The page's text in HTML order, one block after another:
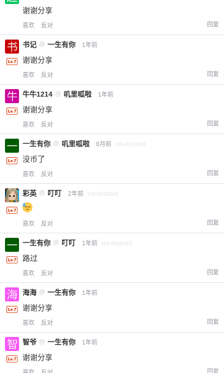
谢谢分享
喜欢 反对 回复
书记 @ 一生有你 1年前
谢谢分享
喜欢 反对 回复
牛牛1214 @ 叽里呱啦 1年前
谢谢分享
喜欢 反对 回复
一生有你 @ 叽里呱啦 8月前 via Android
没币了
喜欢 反对 回复
彩英 @ 叮叮 2年前 via Android
喜欢 反对 回复
一生有你 @ 叮叮 1年前 via Android
路过
喜欢 反对 回复
海海 @ 一生有你 1年前
谢谢分享
喜欢 反对 回复
智爷 @ 一生有你 1年前
谢谢分享
回复